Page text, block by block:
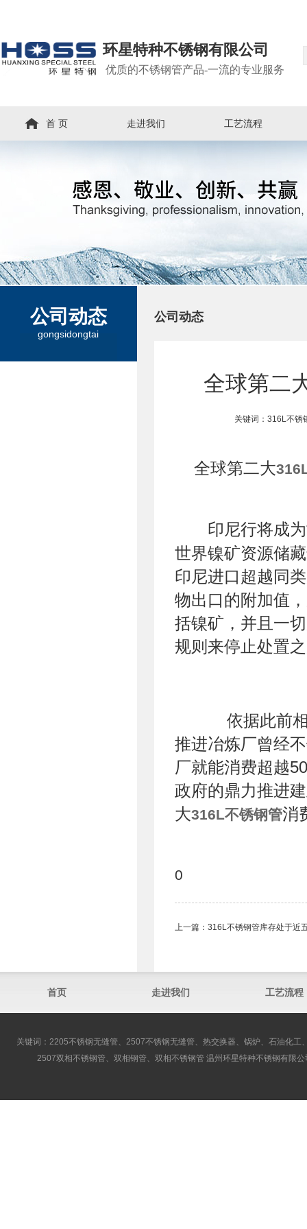
环星特种不锈钢有限公司
优质的不锈钢管产品-一流的专业服务
首 页 走进我们 工艺流程
公司动态
gongsidongtai
公司动态
全球第二
关键词：316L不锈
全球第二大
印尼行将成为
世界镍矿资源储
印尼进口超越同
物出口的附加值
括镍矿，并且一
规则来停止处置
依据此前相
推进冶炼厂曾经
厂就能消费超越
政府的鼎力推进
大316L不锈钢管消
0
上一篇： 316L不锈钢管​库存处于近
首页 走进我们 工艺流程
关键词：2205不锈钢无缝管、2507不锈钢无缝管、热交换器、锅炉、石油化
2507双相不锈钢管、双相钢管、双相不锈钢管 温州环星特种不锈钢有限